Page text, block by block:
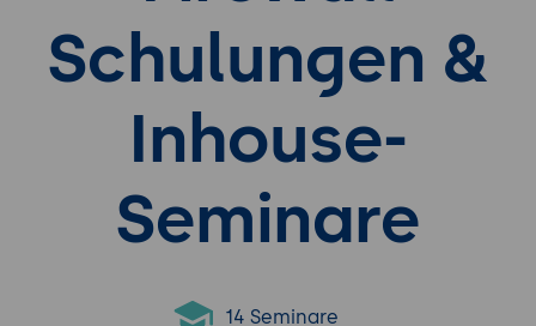
Schulungen &
Inhouse-
Seminare
14 Seminare